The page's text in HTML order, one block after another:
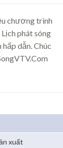
chương trình
phát sóng
dẫn. Chúc
xuất